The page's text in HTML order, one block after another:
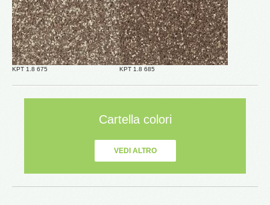
KPT 1.8 675 KPT 1.8 685
Cartella colori
VEDI ALTRO